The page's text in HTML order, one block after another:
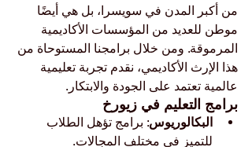
من أكبر المدن في سويسرا، بل هي أيضًا
موطن للعديد من المؤسسات الأكاديمية
المرموقة. ومن خلال برامجنا المستوحاة من
هذا الإرث الأكاديمي، نقدم تجربة تعليمية
عالمية تعتمد على الجودة والابتكار.
برامج التعليم في زيورخ
البكالوريوس: برامج تؤهل الطلاب
للتميز في مختلف المجالات.